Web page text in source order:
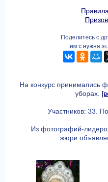
Поделитесь с
им с нужна
На конкурс принимались
уборах.
Участников: 33.
Из фотографий-
жюри